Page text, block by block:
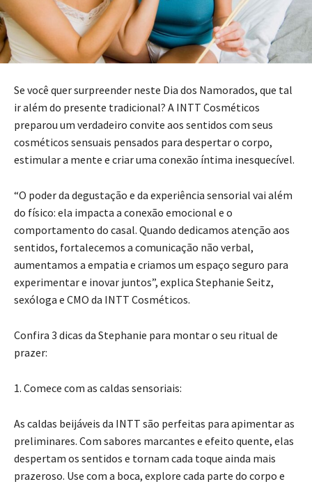
Se você quer surpreender neste Dia dos Namorados, que tal
ir além do presente tradicional? A INTT Cosméticos
preparou um verdadeiro convite aos sentidos com seus
cosméticos sensuais pensados para despertar o corpo,
estimular a mente e criar uma conexão íntima inesquecível.
“O poder da degustação e da experiência sensorial vai além
do físico: ela impacta a conexão emocional e o
comportamento do casal. Quando dedicamos atenção aos
sentidos, fortalecemos a comunicação não verbal,
aumentamos a empatia e criamos um espaço seguro para
experimentar e inovar juntos”, explica Stephanie Seitz,
sexóloga e CMO da INTT Cosméticos.
Confira 3 dicas da Stephanie para montar o seu ritual de
prazer:
1. Comece com as caldas sensoriais:
As caldas beijáveis da INTT são perfeitas para apimentar as
preliminares. Com sabores marcantes e efeito quente, elas
despertam os sentidos e tornam cada toque ainda mais
prazeroso. Use com a boca, explore cada parte do corpo e